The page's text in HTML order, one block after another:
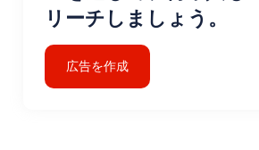
リーチしましょう。
広告を作成